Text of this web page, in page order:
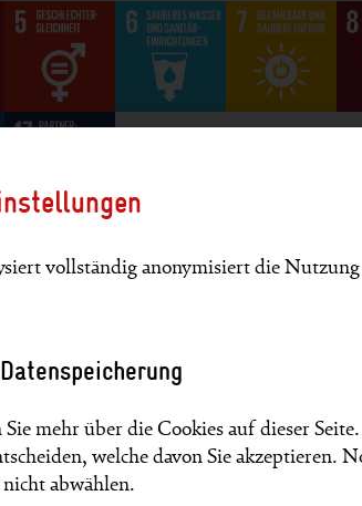
ups und smarten Mülltonnen
einer der wichtigsten Treiber für
unterstützt das Land bei der digitalen
2023/storys/von-chatbots-start-
Landwirtschaft und resiliente
vollständig anonymisiert die
mehr über die Cookies auf dieser
welche davon Sie akzeptieren.
abwählen.